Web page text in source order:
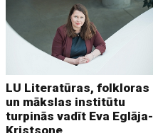
LU Literatūras, folkloras
un mākslas institūtu
turpinās vadīt Eva Eglāja-
Kristsone